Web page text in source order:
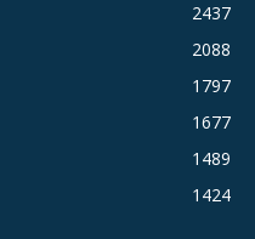
2437
2088
1797
1677
1489
1424